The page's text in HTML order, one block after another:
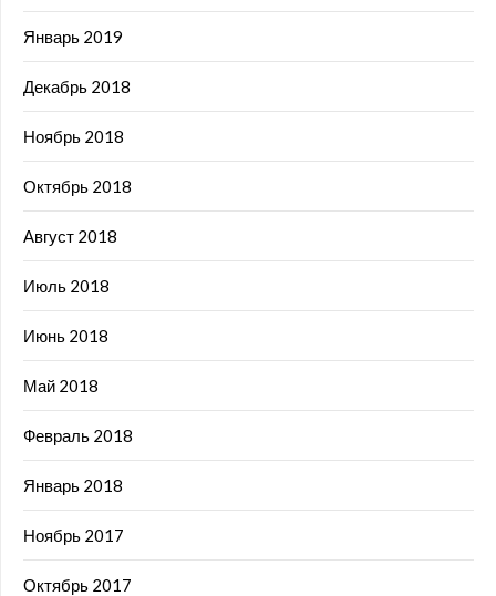
Январь 2019
Декабрь 2018
Ноябрь 2018
Октябрь 2018
Август 2018
Июль 2018
Июнь 2018
Май 2018
Февраль 2018
Январь 2018
Ноябрь 2017
Октябрь 2017